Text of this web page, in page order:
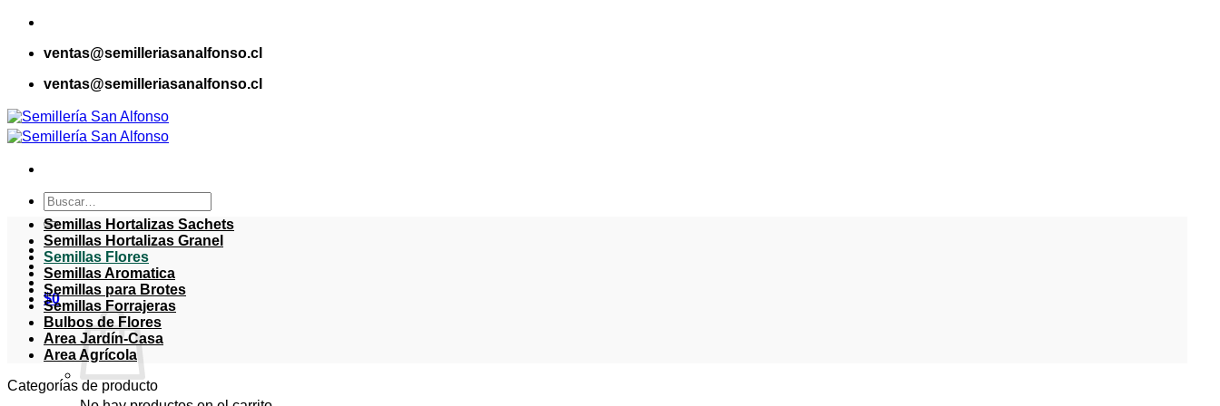
Saltar
contenidoventas@semilleriasanalfonso.cl
ventas@semilleriasanalfonso.cl
Buscar
por:
$0
Semillas Hortalizas Sachets
Semillas Hortalizas Granel
Semillas Flores
Semillas Aromatica
Semillas para Brotes
Semillas Forrajeras
Bulbos de Flores
Area Jardín-Casa
Area Agrícola
Categorías de producto